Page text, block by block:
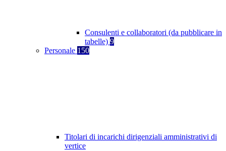
Consulenti e collaboratori (da pubblicare in
tabelle) 9
Personale 150
Titolari di incarichi dirigenziali amministrativi di
vertice